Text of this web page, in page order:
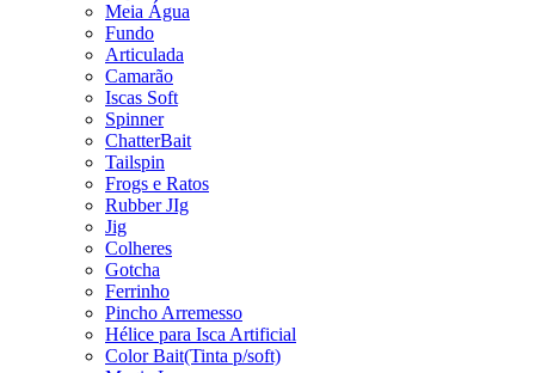
Meia Água
Fundo
Articulada
Camarão
Iscas Soft
Spinner
ChatterBait
Tailspin
Frogs e Ratos
Rubber JIg
Jig
Colheres
Gotcha
Ferrinho
Pincho Arremesso
Hélice para Isca Artificial
Color Bait(Tinta p/soft)